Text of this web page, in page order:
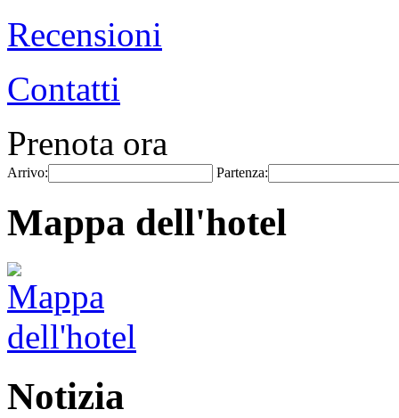
Recensioni
Contatti
Prenota ora
Arrivo: Partenza:
Mappa dell'hotel
Notizia